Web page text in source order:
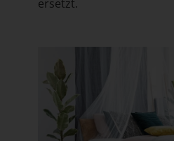
ersetzt.